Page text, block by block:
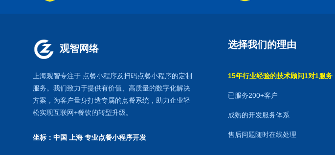
观智网络
上海观智专注于 点餐小程序及扫码点餐小程序的定制
服务。我们致力于提供有价值、高质量的数字化解决
方案，为客户量身打造专属的点餐系统 ，助力企业轻
松实现互联网+餐饮的转型升级。
坐标：中国 上海专业点餐小程序开发
选择我们的理由
15年行业经验的技术顾问1对1服务
已服务200+客户
成熟的开发服务体系
售后问题随时在线处理